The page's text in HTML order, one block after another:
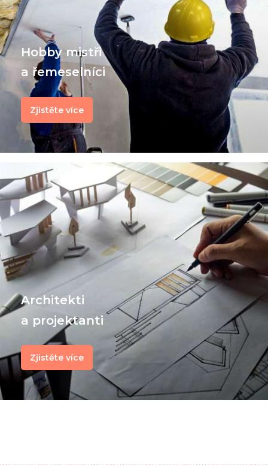
Hobby mistři
a řemeselníci
Zjistěte více
Architekti
a projektanti
Zjistěte více